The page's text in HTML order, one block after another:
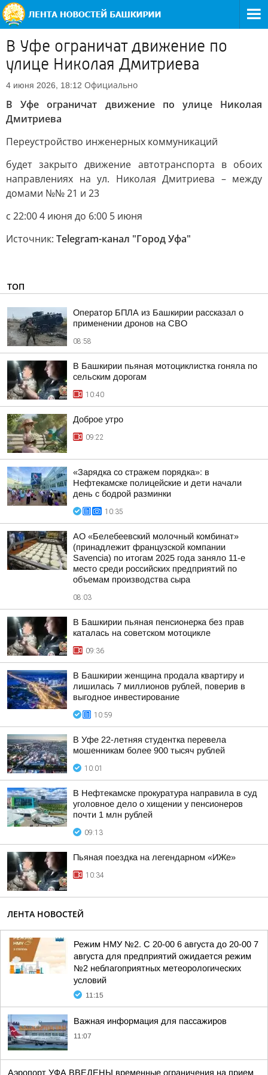
В Уфе ограничат движение по
улице Николая Дмитриева
4 июня 2026, 18:12 Официально
В Уфе ограничат движение по улице Николая
Дмитриева
Переустройство инженерных коммуникаций
будет закрыто движение автотранспорта в обоих
направлениях на ул. Николая Дмитриева – между
домами №№ 21 и 23
с 22:00 4 июня до 6:00 5 июня
Источник: Telegram-канал "Город Уфа"
ТОП
Оператор БПЛА из Башкирии рассказал о
применении дронов на СВО
08:58
В Башкирии пьяная мотоциклистка гоняла по
сельским дорогам
10:40
Доброе утро
09:22
«Зарядка со стражем порядка»: в
Нефтекамске полицейские и дети начали
день с бодрой разминки
10:35
АО «Белебеевский молочный комбинат»
(принадлежит французской компании
Savencia) по итогам 2025 года заняло 11-е
место среди российских предприятий по
объемам производства сыра
08:03
В Башкирии пьяная пенсионерка без прав
каталась на советском мотоцикле
09:36
В Башкирии женщина продала квартиру и
лишилась 7 миллионов рублей, поверив в
выгодное инвестирование
10:59
В Уфе 22-летняя студентка перевела
мошенникам более 900 тысяч рублей
10:01
В Нефтекамске прокуратура направила в суд
уголовное дело о хищении у пенсионеров
почти 1 млн рублей
09:13
Пьяная поездка на легендарном «ИЖе»
10:34
ЛЕНТА НОВОСТЕЙ
Режим НМУ №2. С 20-00 6 августа до 20-00 7
августа для предприятий ожидается режим
№2 неблагоприятных метеорологических
условий
11:15
Важная информация для пассажиров
11:07
Аэропорт УФА ВВЕДЕНЫ временные ограничения на прием